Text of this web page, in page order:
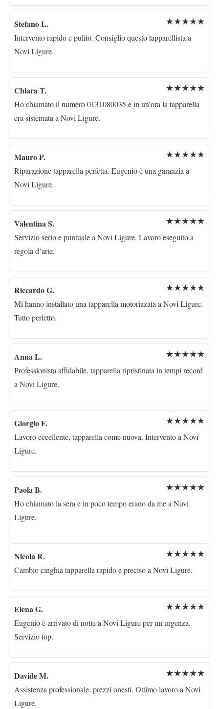
Stefano L. ★★★★★
Intervento rapido e pulito. Consiglio questo tapparellista a
Novi Ligure.
Chiara T. ★★★★★
Ho chiamato il numero 0131080035 e in un’ora la tapparella
era sistemata a Novi Ligure.
Mauro P. ★★★★★
Riparazione tapparella perfetta. Eugenio è una garanzia a
Novi Ligure.
Valentina S. ★★★★★
Servizio serio e puntuale a Novi Ligure. Lavoro eseguito a
regola d’arte.
Riccardo G. ★★★★★
Mi hanno installato una tapparella motorizzata a Novi Ligure.
Tutto perfetto.
Anna L. ★★★★★
Professionista affidabile, tapparella ripristinata in tempi record
a Novi Ligure.
Giorgio F. ★★★★★
Lavoro eccellente, tapparella come nuova. Intervento a Novi
Ligure.
Paola B. ★★★★★
Ho chiamato la sera e in poco tempo erano da me a Novi
Ligure.
Nicola R. ★★★★★
Cambio cinghia tapparella rapido e preciso a Novi Ligure.
Elena G. ★★★★★
Eugenio è arrivato di notte a Novi Ligure per un’urgenza.
Servizio top.
Davide M. ★★★★★
Assistenza professionale, prezzi onesti. Ottimo lavoro a Novi
Ligure.